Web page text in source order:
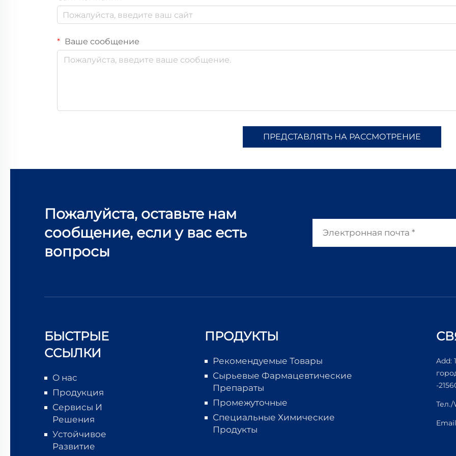
Ваше сообщение
ПРЕДСТАВЛЯТЬ НА РАССМОТРЕНИЕ
Пожалуйста, оставьте нам
сообщение, если у вас есть
вопросы
БЫСТРЫЕ
ССЫЛКИ
О нас
Продукция
Сервисы И
Решения
Устойчивое
Развитие
ПРОДУКТЫ
Рекомендуемые Товары
Сырьевые Фармацевтические
Препараты
Промежуточные
Специальные Химические
Продукты
Add:
-
Тел./